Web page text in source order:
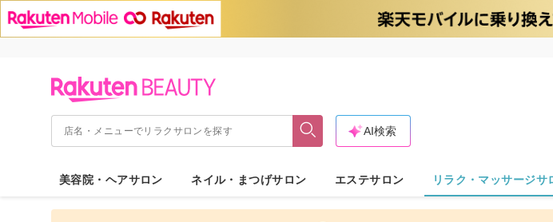
AI検索
美容院・ヘアサロン ネイル・まつげサロン エステサロン リラク・マッサージサ